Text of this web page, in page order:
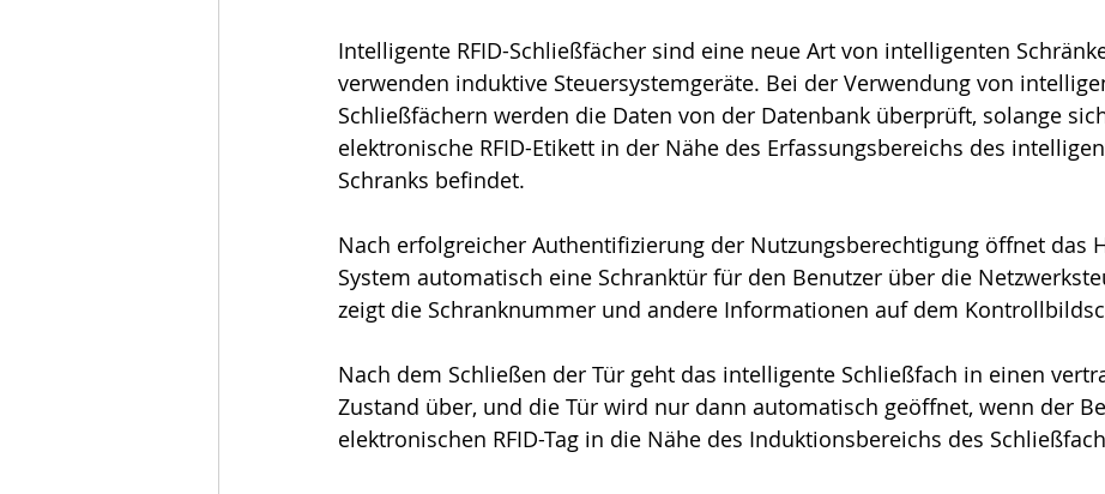
Intelligente RFID-Schließfächer sind eine neue Art von intelligenten
verwenden induktive Steuersystemgeräte. Bei der Verwendung von
Schließfächern werden die Daten von der Datenbank überprüft, solange
elektronische RFID-Etikett in der Nähe des Erfassungsbereichs des
Schranks befindet.
Nach erfolgreicher Authentifizierung der Nutzungsberechtigung öffnet das
System automatisch eine Schranktür für den Benutzer über die
zeigt die Schranknummer und andere Informationen auf dem
Nach dem Schließen der Tür geht das intelligente Schließfach in einen
Zustand über, und die Tür wird nur dann automatisch geöffnet, wenn der
elektronischen RFID-Tag in die Nähe des Induktionsbereichs des